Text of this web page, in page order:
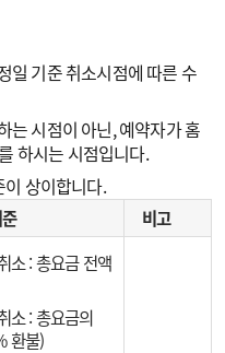
기준 취소시점에 따른 수
시점이 아닌, 예약자가 홈
하시는 시점입니다.
상이합니다.
비고
소 : 총요금 전액
소 : 총요금의
환불)